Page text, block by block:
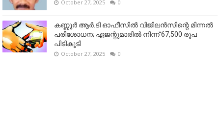
October 27, 2025 0
കണ്ണൂര്‍ ആര്‍.ടി ഓഫീസില്‍ വിജിലൻസിന്റെ മിന്നല്‍
പരിശോധന; ഏജന്റുമാരില്‍ നിന്ന് 67,500 രൂപ
പിടികൂടി
October 27, 2025 0